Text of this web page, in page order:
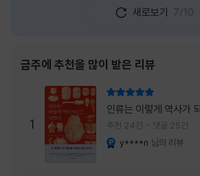
으로 머물지 않고, 각
온 줄 알았던 마음의
는다는 것, 대신 지나
있고 무너지지 않는 것
더 중요하다는 사실을
래서 읽는 내내 위로
려 그 절제된 진심 덕분
습니다. 책 곳곳에
새로보기 7/10
금주에 추천을 많이 받은 리뷰
1
인류는 이렇게 역사가 되었다 <인류
역사가 되었나>
추천 24건 댓글 25건
y****n 님의 리뷰